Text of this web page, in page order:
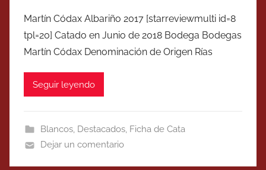
Martín Códax Albariño 2017 [starreviewmulti id=8
tpl=20] Catado en Junio de 2018 Bodega Bodegas
Martín Códax Denominación de Origen Rías
Seguir leyendo
Blancos, Destacados, Ficha de Cata
Dejar un comentario